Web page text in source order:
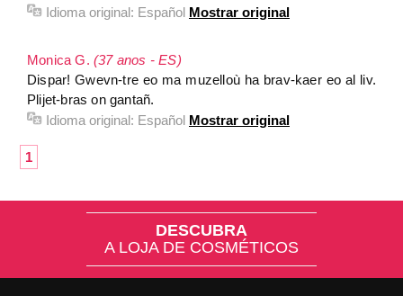
Idioma original: Español Mostrar original
Monica G. (37 anos - ES)
Dispar! Gwevn-tre eo ma muzelloù ha brav-kaer eo al liv.
Plijet-bras on gantañ.
Idioma original: Español Mostrar original
1
DESCUBRA
A LOJA DE COSMÉTICOS